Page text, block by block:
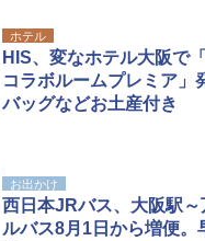
ホテル
HIS、変なホテル大阪で
コラボルームプレミア」
バッグなどお土産付き
お出かけ
西日本JRバス、大阪駅～
ルバス8月1日から増便。